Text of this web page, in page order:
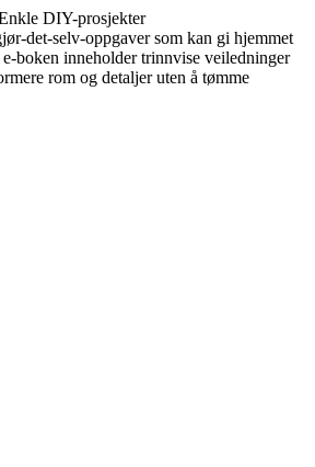
DIY-prosjekter
det-selv-oppgaver som kan gi hjemmet
boken inneholder trinnvise veiledninger
rom og detaljer uten å tømme